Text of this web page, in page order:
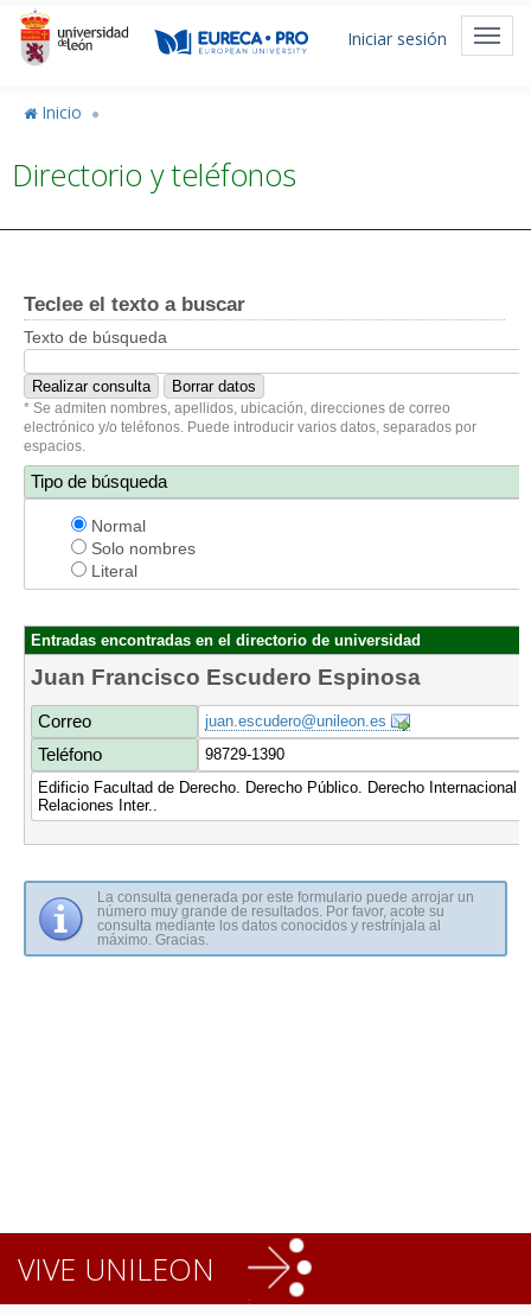
Pasar
contenido
Menú
Iniciar sesión
Inicio
Directorio y teléfonos
VIVE UNILEON